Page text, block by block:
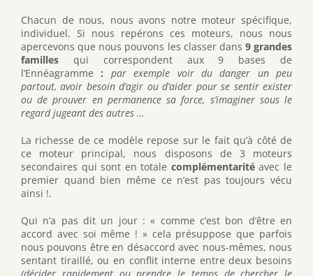
Chacun de nous, nous avons notre moteur spécifique,
individuel. Si nous repérons ces moteurs, nous nous
apercevons que nous pouvons les classer dans 9 grandes
familles qui correspondent aux 9 bases de
l’Ennéagramme :
par exemple voir du danger un peu
partout, avoir besoin d’agir ou d’aider pour se sentir exister
ou de prouver en permanence sa force, s’imaginer sous le
regard jugeant des autres …
La richesse de ce modèle repose sur le fait qu’à côté de
ce moteur principal, nous disposons de 3 moteurs
secondaires qui sont en totale complémentaritéavec le
premier quand bien même ce n’est pas toujours vécu
ainsi !.
Qui n’a pas dit un jour : « comme c’est bon d’être en
accord avec soi même ! » cela présuppose que parfois
nous pouvons être en désaccord avec nous-mêmes, nous
sentant tiraillé, ou en conflit interne entre deux besoins
(décider rapidement ou prendre le temps de chercher le